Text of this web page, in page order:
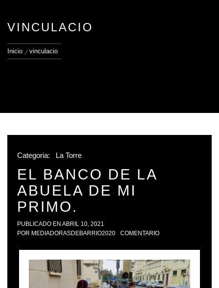
VINCULACIO
Inicio vinculacio
Categoria: La Torre
EL BANCO DE LA
ABUELA DE MI
PRIMO.
PUBLICADO EN ABRIL 10, 2021
POR MEDIADORASDEBARRIO2020 COMENTARIO